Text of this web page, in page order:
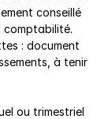
conseillé
comptabilité.
: document
à tenir
ou trimestriel